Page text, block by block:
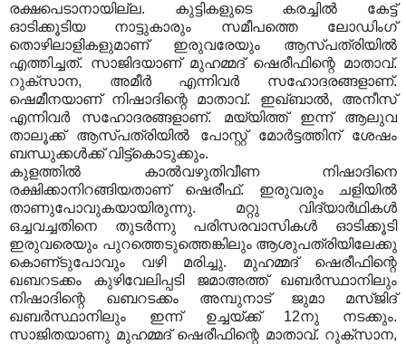
രക്ഷപെടാനായില്ല. കുട്ടികളുടെ കരച്ചില്‍ കേട്ട്
ഓടിക്കൂടിയ നാട്ടുകാരും സമീപത്തെ ലോഡിംഗ്
തൊഴിലാളികളുമാണ് ഇരുവരേയും ആസ്പത്രിയില്‍
എത്തിച്ചത്. സാജിദയാണ് മുഹമ്മദ് ഷെരീഫിന്റെ മാതാവ്.
റുക്‌സാന, അമീര്‍ എന്നിവര്‍ സഹോദരങ്ങളാണ്.
ഷെമീനയാണ് നിഷാദിന്റെ മാതാവ്. ഇഖ്ബാല്‍, അനീസ്
എന്നിവര്‍ സഹോദരങ്ങളാണ്. മയ്യിത്ത് ഇന്ന് ആലുവ
താലൂക്ക് ആസ്പത്രിയില്‍ പോസ്റ്റ് മോര്‍ട്ടത്തിന് ശേഷം
ബന്ധുക്കള്‍ക്ക് വിട്ട്‌കൊടുക്കും.
കുളത്തില്‍ കാല്‍വഴുതിവീണ നിഷാദിനെ
രക്ഷിക്കാനിറങ്ങിയതാണ്‌ ഷെരീഫ്‌. ഇരുവരും ചളിയില്‍
താണുപോവുകയായിരുന്നു. മറ്റു വിദ്യാര്‍ഥികള്‍
ഒച്ചവച്ചതിനെ തുടര്‍ന്നു പരിസരവാസികള്‍ ഓടിക്കൂടി
ഇരുവരെയും പുറത്തെടുത്തെങ്കിലും ആശുപത്രിയിലേക്കു
കൊണ്‌ടുപോവും വഴി മരിച്ചു. മുഹമ്മദ്‌ ഷെരീഫിന്റെ
ഖബറടക്കം കുഴിവേലിപ്പടി ജമാഅത്ത്‌ ഖബര്‍സ്ഥാനിലും
നിഷാദിന്റെ ഖബറടക്കം അമ്പുനാട്‌ ജുമാ മസ്‌ജിദ്‌
ഖബര്‍സ്ഥാനിലും ഇന്ന്‌ ഉച്ചയ്ക്ക്‌ 12നു നടക്കും.
സാജിതയാണു മുഹമ്മദ്‌ ഷെരീഫിന്റെ മാതാവ്‌. റുക്‌സാന,